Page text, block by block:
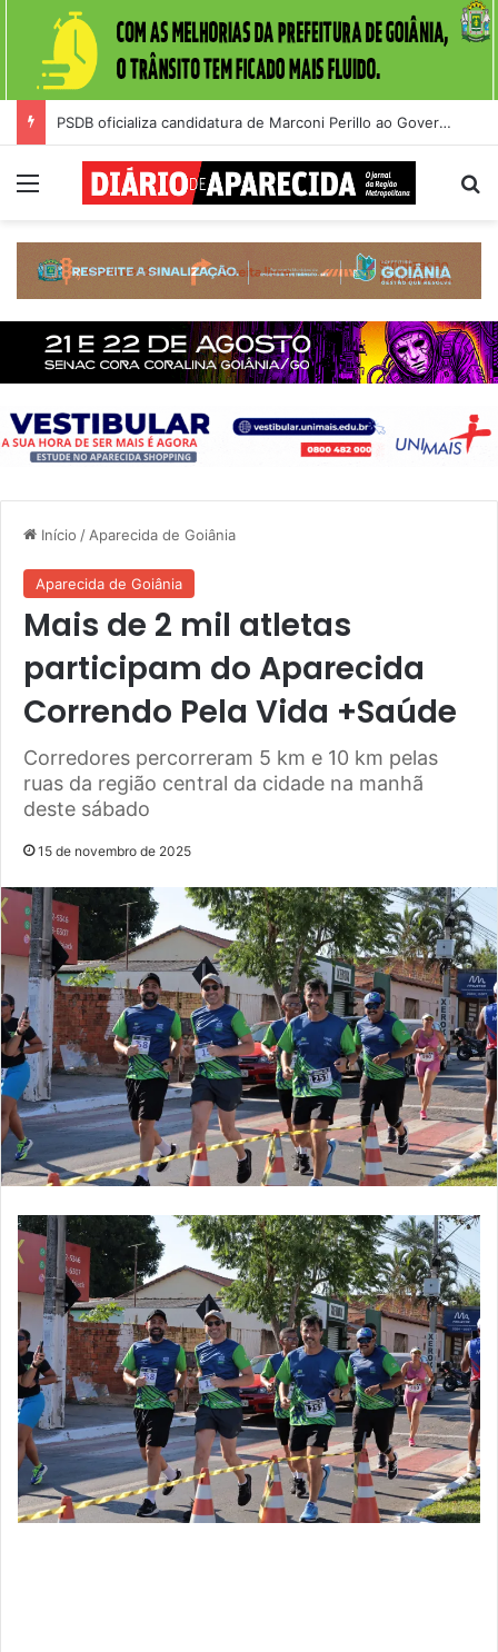
PSDB oficializa candidatura de Marconi Perillo ao Governo de Goiás durante convenção na Alego
Menu
Início / Aparecida de Goiânia
Aparecida de Goiânia
Mais de 2 mil atletas
participam do Aparecida
Correndo Pela Vida +Saúde
Corredores percorreram 5 km e 10 km pelas
ruas da região central da cidade na manhã
deste sábado
15 de novembro de 2025